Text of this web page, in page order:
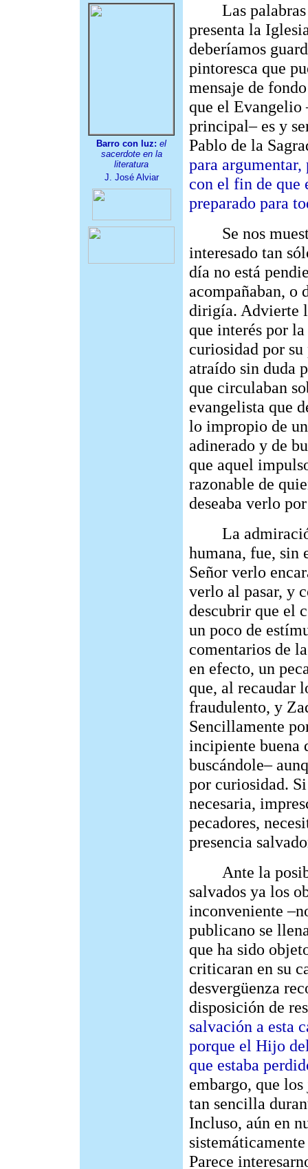
Barro con luz: el
sacerdote en la
literatura
J. José Alviar
Las palabras
presenta la
deberíamos
pintoresca que
mensaje de
que el Evangelio
principal– es y
Pablo de la
para
con el fin de que
preparado para
Se nos
interesado tan
día no está
acompañaban, o
dirigía. Advierte
que interés por
curiosidad por
atraído sin duda
que circulaban
evangelista que
lo impropio de
adinerado y de
que aquel
razonable de
deseaba verlo
La admiración
humana, fue, sin
Señor verlo
verlo al pasar, y
descubrir que el
un poco de
comentarios de
en efecto, un
que, al recaudar
fraudulento, y
Sencillamente
incipiente buena
buscándole–
por curiosidad.
necesaria,
pecadores,
presencia
Ante la
salvados ya los
inconveniente
publicano se
que ha sido
criticaran en su
desvergüenza
disposición de
salvación a esta
porque el Hijo
que estaba
embargo, que
tan sencilla
Incluso, aún en
Parece